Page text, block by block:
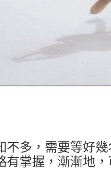
不多，需要等好
有掌握，漸漸地